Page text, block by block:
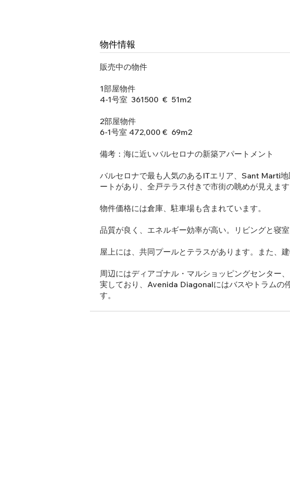
物件情報
販売中の物件
1部屋物件
4-1号室 361500 € 51m2
2部屋物件
6-1号室 472,000 € 69m2
備考：海に近いバルセロナの新築アパートメント
バルセロナで最も人気のあるITエリア、Sant Marti
ートがあり、全戸テラス付きで市街の眺めが見えます
物件価格には倉庫、駐車場も含まれています。
品質が良く、エネルギー効率が高い。リビングと寝室
屋上には、共同プールとテラスがあります。また、
周辺にはディアゴナル・マルショッピングセンター
実しており、Avenida Diagonalにはバスやトラムの
す。